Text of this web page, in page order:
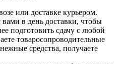
или доставке курьером.
в день доставки, чтобы
подготовить сдачу с любой
товаросопроводительные
средства, получаете